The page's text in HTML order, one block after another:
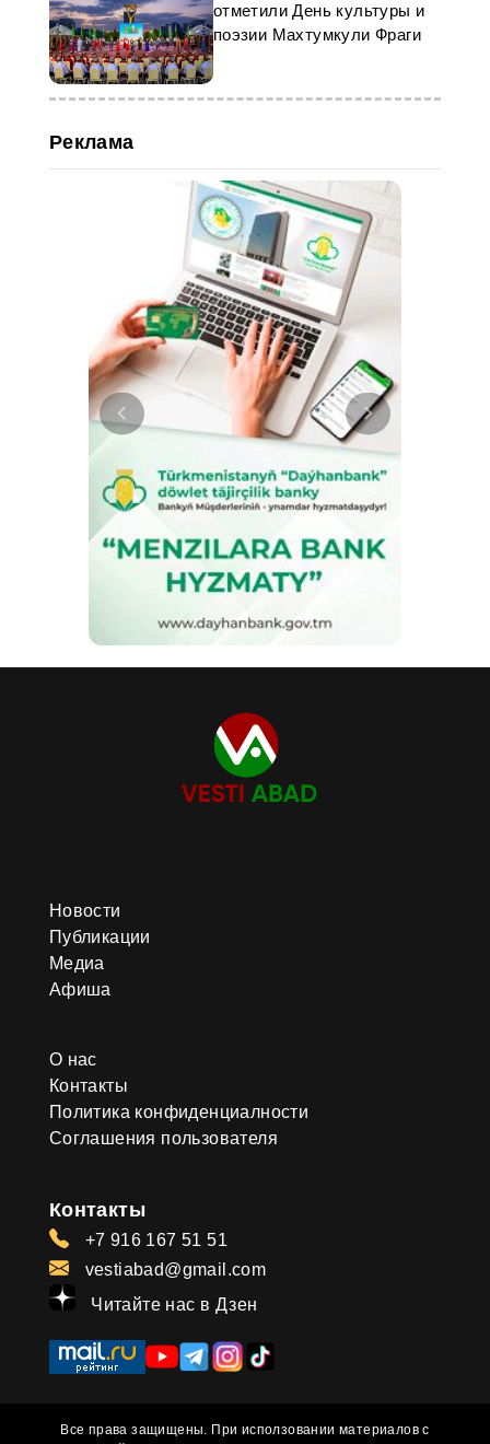
отметили День культуры и
поэзии Махтумкули Фраги
Реклама
Новости
Публикации
Медиа
Афиша
О нас
Контакты
Политика конфиденциалности
Соглашения пользователя
Контакты
+7 916 167 51 51
vestiabad@gmail.com
Читайте нас в Дзен
Все права защищены. При исползовании материалов с